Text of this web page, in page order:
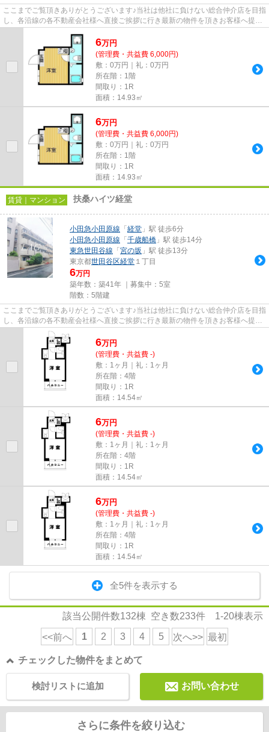
ここまでご覧頂きありがとうございます♪当社は他社に負けない総合仲介店を目指
し、各沿線の各不動産会社様へ直接ご挨拶に行き最新の物件を頂きお客様へ提供
6万円
(管理費・共益費 6,000円)
敷：0万円｜礼：0万円
所在階：1階
間取り：1R
面積：14.93㎡
6万円
(管理費・共益費 6,000円)
敷：0万円｜礼：0万円
所在階：1階
間取り：1R
面積：14.93㎡
賃貸｜マンション 扶桑ハイツ経堂
小田急小田原線 「 経堂 」駅 徒歩6分
小田急小田原線 「 千歳船橋 」駅 徒歩14分
東急世田谷線 「 宮の坂 」駅 徒歩13分
東京都世田谷区経堂 １丁目
6万円
築年数：築41年 ｜募集中： 5室
階数：5階建
ここまでご覧頂きありがとうございます♪当社は他社に負けない総合仲介店を目指
し、各沿線の各不動産会社様へ直接ご挨拶に行き最新の物件を頂きお客様へ提供
しております！最新の情報は...
6万円
(管理費・共益費 -)
敷：1ヶ月｜礼：1ヶ月
所在階：4階
間取り：1R
面積：14.54㎡
6万円
(管理費・共益費 -)
敷：1ヶ月｜礼：1ヶ月
所在階：4階
間取り：1R
面積：14.54㎡
6万円
(管理費・共益費 -)
敷：1ヶ月｜礼：1ヶ月
所在階：4階
間取り：1R
面積：14.54㎡
全5件を表示する
該当公開件数132棟 空き数233件 1-20棟表示
<<前へ 1 2 3 4 5 次へ>> 最初
チェックした物件をまとめて
お問い合わせ
検討リストに追加
さらに条件を絞り込む